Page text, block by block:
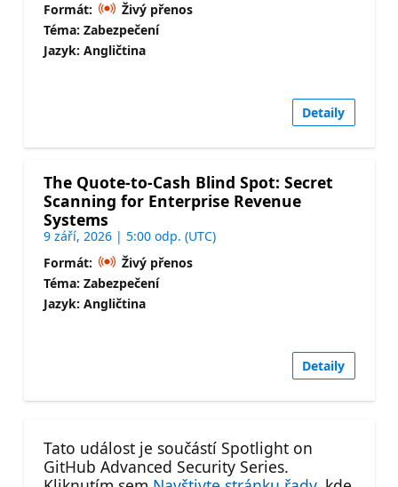
Formát:
Živý přenos
Téma: Zabezpečení
Jazyk: Angličtina
Detaily
The Quote-to-Cash Blind Spot: Secret
Scanning for Enterprise Revenue
Systems
9 září, 2026 | 5:00 odp. (UTC)
Formát:
Živý přenos
Téma: Zabezpečení
Jazyk: Angličtina
Detaily
Tato událost je součástí Spotlight on
GitHub Advanced Security Series.